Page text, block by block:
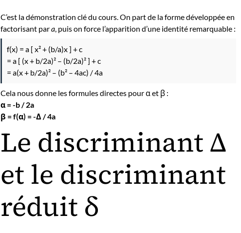
C’est la démonstration clé du cours. On part de la forme développée en
factorisant para , puis on force l’apparition d’une identité remarquable :
f(x) = a [ x² + (b/a)x ] + c
= a [ (x + b/2a)² – (b/2a)² ] + c
= a(x + b/2a)² – (b² – 4ac) / 4a
Cela nous donne les formules directes pour α et β :
α = -b / 2a
β = f(α) = -Δ / 4a
Le discriminant Δ
et le discriminant
réduit δ